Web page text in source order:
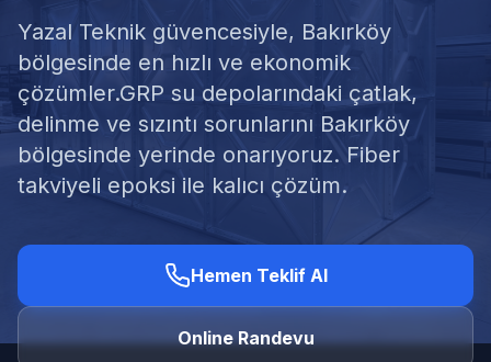
Ücretsiz Keşif Al
Yazal Teknik güvencesiyle, Bakırköy
bölgesinde en hızlı ve ekonomik
çözümler.GRP su depolarındaki çatlak,
delinme ve sızıntı sorunlarını Bakırköy
bölgesinde yerinde onarıyoruz. Fiber
takviyeli epoksi ile kalıcı çözüm.
Hemen Teklif Al
Online Randevu